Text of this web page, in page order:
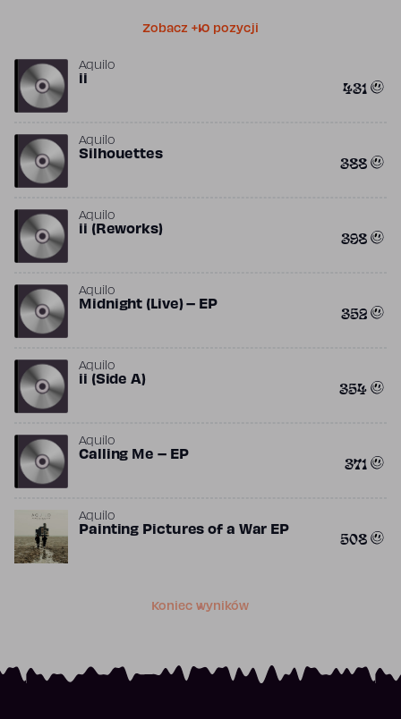
Zobacz +10 pozycji
Aquilo
431
Aquilo
Silhouettes 388
Aquilo
ii (Reworks) 398
Aquilo
Midnight (Live) – EP 352
Aquilo
ii (Side A) 354
Aquilo
Calling Me – EP 371
Aquilo
Painting Pictures of a War EP 508
Koniec wyników